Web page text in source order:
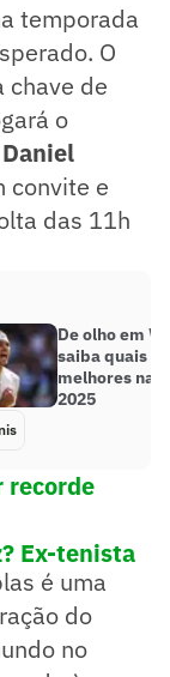
temporada
O
chave de
o
Daniel
convite e
das 11h
De olho em
saiba quais
melhores na
2025
recorde
Ex-tenista
é uma
do
no